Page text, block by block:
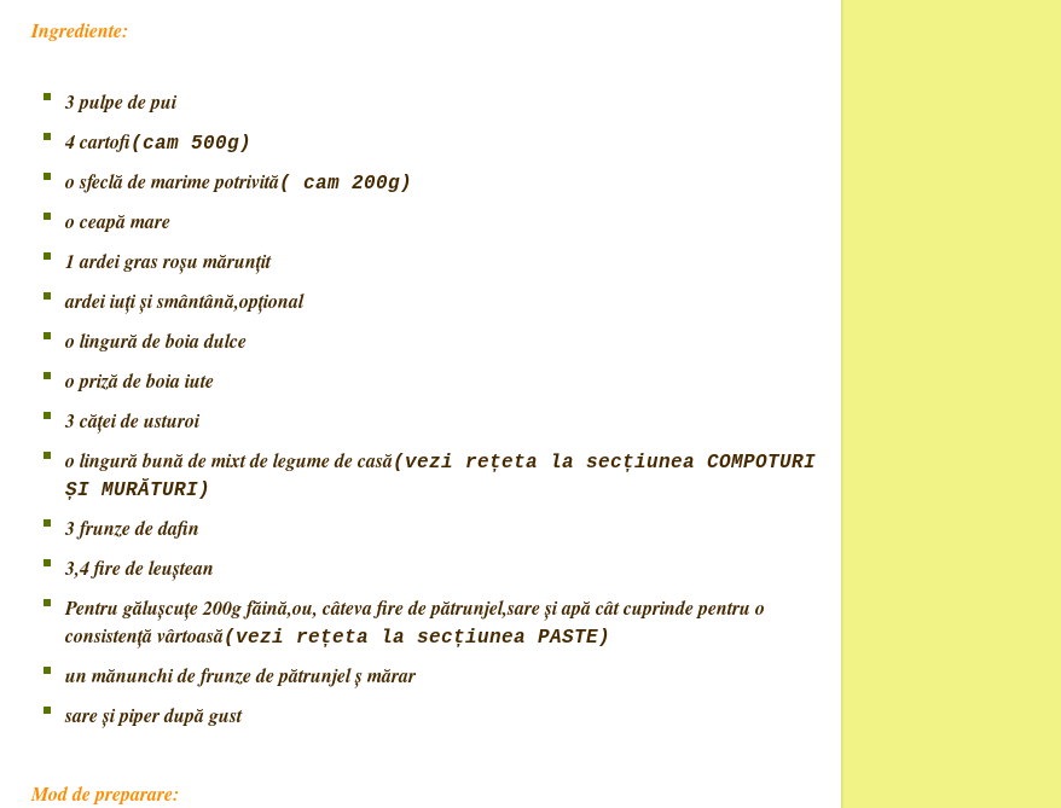
Ingrediente:
3 pulpe de pui
4 cartofi(cam 500g)
o sfeclă de marime potrivită( cam 200g)
o ceapă mare
1 ardei gras roșu mărunțit
ardei iuți și smântână,opțional
o lingură de boia dulce
o priză de boia iute
3 căței de usturoi
o lingură bună de mixt de legume de casă(vezi rețeta la secțiunea COMPOTURI
ȘI MURĂTURI)
3 frunze de dafin
3,4 fire de leuștean
Pentru gălușcuțe 200g făină,ou, câteva fire de pătrunjel,sare și apă cât cuprinde pentru o
consistență vârtoasă(vezi rețeta la secțiunea PASTE)
un mănunchi de frunze de pătrunjel ș mărar
sare și piper după gust
Mod de preparare: